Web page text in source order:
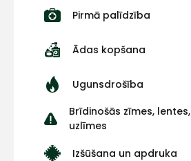
Pirmā palīdzība
Ādas kopšana
Ugunsdrošība
Brīdinošās zīmes, lentes,
uzlīmes
Izšūšana un apdruka